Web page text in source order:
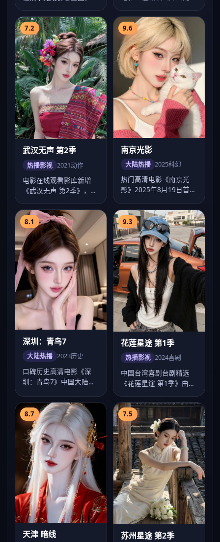
2020年9月1…
王凯主演，徐克作…
7.2
武汉无声 第2季
热播影视 2021动作
电影在线观看影库新增
《武汉无声 第2季》，动
把控出色，20…
9.6
南京光影
大陆热播 2025科幻
热门高清电影《南京光
影》2025年8月19日首
型，主演任嘉伦…
8.1
深圳：青鸟7
大陆热播 2023历史
口碑历史高清电影《深
圳：青鸟7》中国大陆热
深刻，饶晓志调度…
9.3
花莲星途 第1季
热播影视 2024喜剧
中国台湾喜剧台剧精选
《花莲星途 第1季》由陈
舒淇、贾静雯、…
8.7
天津 暗线
7.5
苏州星途 第2季